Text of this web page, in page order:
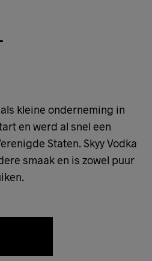
als kleine onderneming in
en werd al snel een
Staten. Skyy Vodka
smaak en is zowel puur